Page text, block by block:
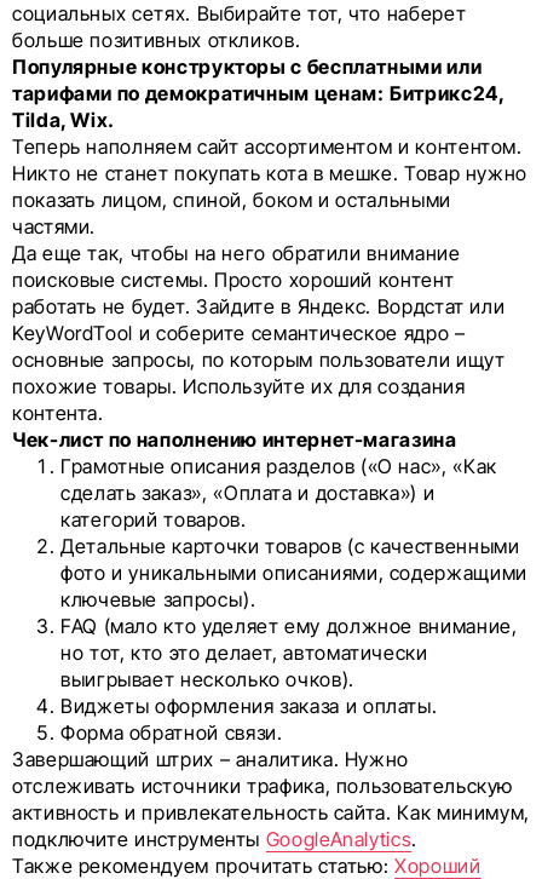
социальных сетях. Выбирайте тот, что наберет
больше позитивных откликов.
Популярные конструкторы с бесплатными или
тарифами по демократичным ценам: Битрикс24,
Tilda, Wix.
Теперь наполняем сайт ассортиментом и контентом.
Никто не станет покупать кота в мешке. Товар нужно
показать лицом, спиной, боком и остальными
частями.
Да еще так, чтобы на него обратили внимание
поисковые системы. Просто хороший контент
работать не будет. Зайдите в Яндекс. Вордстат или
KeyWordTool и соберите семантическое ядро –
основные запросы, по которым пользователи ищут
похожие товары. Используйте их для создания
контента.
Чек-лист по наполнению интернет-магазина
Грамотные описания разделов («О нас», «Как
сделать заказ», «Оплата и доставка») и
категорий товаров.
Детальные карточки товаров (с качественными
фото и уникальными описаниями, содержащими
ключевые запросы).
FAQ (мало кто уделяет ему должное внимание,
но тот, кто это делает, автоматически
выигрывает несколько очков).
Виджеты оформления заказа и оплаты.
Форма обратной связи.
Завершающий штрих – аналитика. Нужно
отслеживать источники трафика, пользовательскую
активность и привлекательность сайта. Как минимум,
подключите инструменты GoogleAnalytics.
Также рекомендуем прочитать статью:Хороший